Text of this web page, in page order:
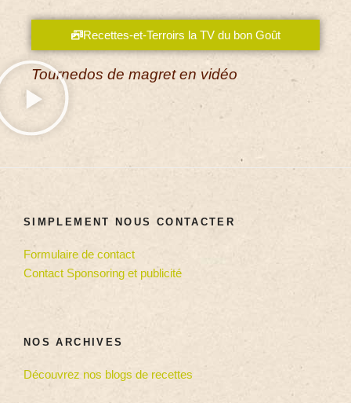
Recettes-et-Terroirs la TV du bon Goût
Tournedos de magret en vidéo
SIMPLEMENT NOUS CONTACTER
Formulaire de contact
Contact Sponsoring et publicité
NOS ARCHIVES
Découvrez nos blogs de recettes